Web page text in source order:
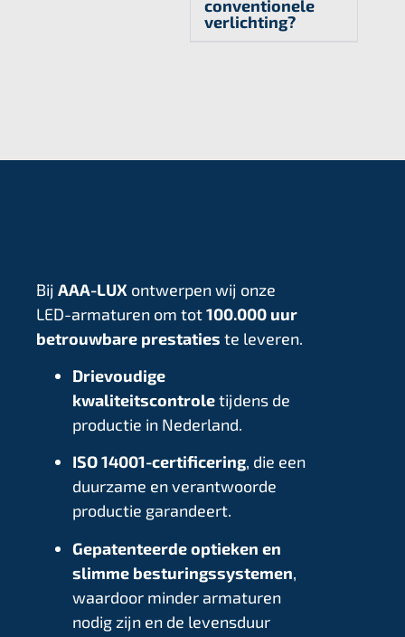
conventionele
verlichting?
Bij AAA-LUX ontwerpen wij onze
LED-armaturen om tot100.000 uur
betrouwbare prestaties te leveren.
Drievoudige
kwaliteitscontroletijdens de
productie in Nederland.
ISO 14001-certificering, die een
duurzame en verantwoorde
productie garandeert.
Gepatenteerde optieken en
slimme besturingssystemen,
waardoor minder armaturen
nodig zijn en de levensduur